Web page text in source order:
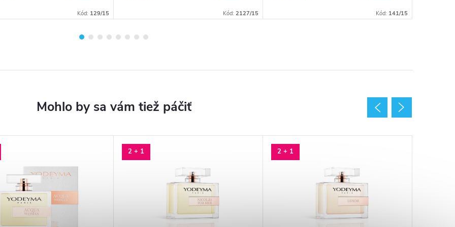
Kód: 129/15 Kód: 2127/15 Kód: 141/15
2 + 1 2 + 1